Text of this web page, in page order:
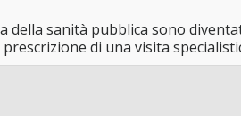
della sanità pubblica sono
di una visita